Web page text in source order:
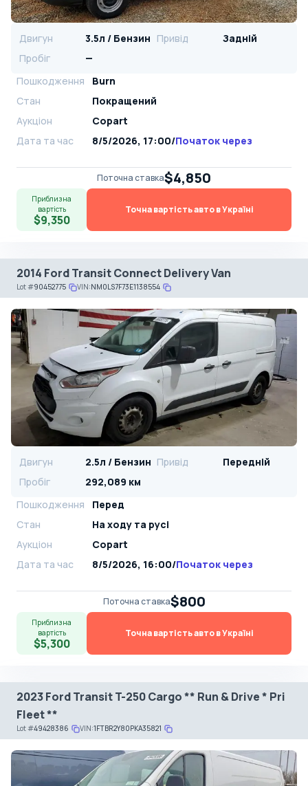
Двигун 3.5л / Бензин Привід
Задній
Пробіг
—
Пошкодження
Burn
Стан
Покращений
Аукціон
Copart
Дата та час
8/5/2026, 17:00/Початок через
Поточна ставка$4,850
Приблизна
вартість
$9,350
Точна вартість авто в Україні
2014 Ford Transit Connect Delivery Van
Lot#90452775 VIN:NM0LS7F73E1138554
Двигун 2.5л / Бензин Привід
Передній
Пробіг
292,089 км
Пошкодження
Перед
Стан
На ​​ходу та русі
Аукціон
Copart
Дата та час
8/5/2026, 16:00/Початок через
Поточна ставка$800
Приблизна
вартість
$5,300
Точна вартість авто в Україні
2023 Ford Transit T-250 Cargo ** Run & Drive * Pri
Fleet **
Lot#49428386 VIN:1FTBR2Y80PKA35821